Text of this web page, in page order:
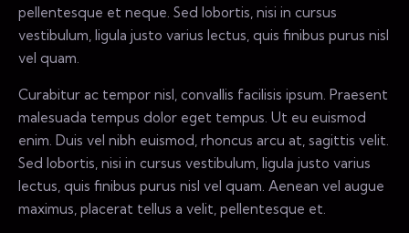
pellentesque et neque. Sed lobortis, nisi in cursus
vestibulum, ligula justo varius lectus, quis finibus purus nisl
vel quam.
Curabitur ac tempor nisl, convallis facilisis ipsum. Praesent
malesuada tempus dolor eget tempus. Ut eu euismod
enim. Duis vel nibh euismod, rhoncus arcu at, sagittis velit.
Sed lobortis, nisi in cursus vestibulum, ligula justo varius
lectus, quis finibus purus nisl vel quam. Aenean vel augue
maximus, placerat tellus a velit, pellentesque et.